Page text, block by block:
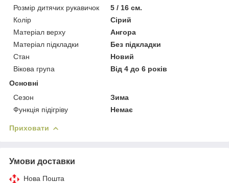
Розмір дитячих рукавичок
5 / 16 см.
Колір
Сірий
Матеріал верху
Ангора
Матеріал підкладки
Без підкладки
Стан
Новий
Вікова група
Від 4 до 6 років
Основні
Сезон
Зима
Функція підігріву
Немає
Приховати
Умови доставки
Нова Пошта